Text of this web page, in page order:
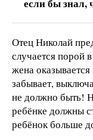
если бы знал,
Отец Николай
случается порой
жена
забывает,
не должно быть!
ребёнке должны
ребёнок больше